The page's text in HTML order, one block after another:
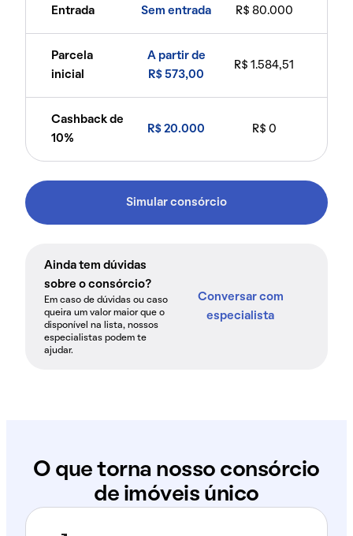
Entrada Sem entrada R$ 80.000
Parcela
inicial
A partir de
R$ 573,00
R$ 1.584,51
Cashback de
10%
R$ 20.000 R$ 0
Simular consórcio
Ainda tem dúvidas
sobre o consórcio?
Em caso de dúvidas ou caso
queira um valor maior que o
disponível na lista, nossos
especialistas podem te
ajudar.
Conversar com
especialista
O que torna nosso consórcio
de imóveis único